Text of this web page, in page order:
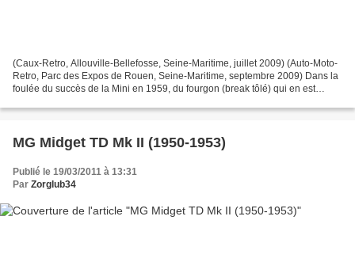
(Caux-Retro, Allouville-Bellefosse, Seine-Maritime, juillet 2009) (Auto-Moto-
Retro, Parc des Expos de Rouen, Seine-Maritime, septembre 2009) Dans la
foulée du succès de la Mini en 1959, du fourgon (break tôlé) qui en est
MG Midget TD Mk II (1950-1953)
Publié le 19/03/2011 à 13:31
Par Zorglub34